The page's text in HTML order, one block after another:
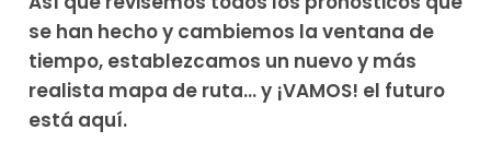
se han hecho y cambiemos la ventana de
tiempo, establezcamos un nuevo y más
realista mapa de ruta… y ¡VAMOS! el futuro
está aquí.